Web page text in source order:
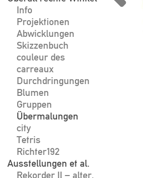
Info
Projektionen
Abwicklungen
Skizzenbuch
couleur des
carreaux
Durchdringungen
Blumen
Gruppen
Übermalungen
city
Tetris
Richter192
Ausstellungen et al.
Rekorder II – alter,